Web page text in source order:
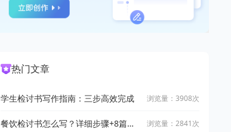
热门文章
学生检讨书写作指南：三步高效完成 浏览量：3908次
餐饮检讨书怎么写？详细步骤+8篇范
浏览量：2841次